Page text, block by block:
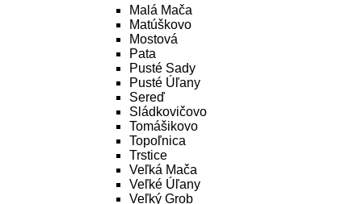
Malá Mača
Matúškovo
Mostová
Pata
Pusté Sady
Pusté Úľany
Sereď
Sládkovičovo
Tomášikovo
Topoľnica
Trstice
Veľká Mača
Veľké Úľany
Veľký Grob